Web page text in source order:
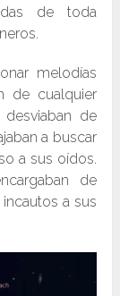
de toda
melodías
de cualquier
desviaban de
a buscar
a sus oídos.
de
a sus